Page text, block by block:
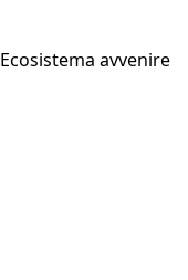
Ecosistema avvenire